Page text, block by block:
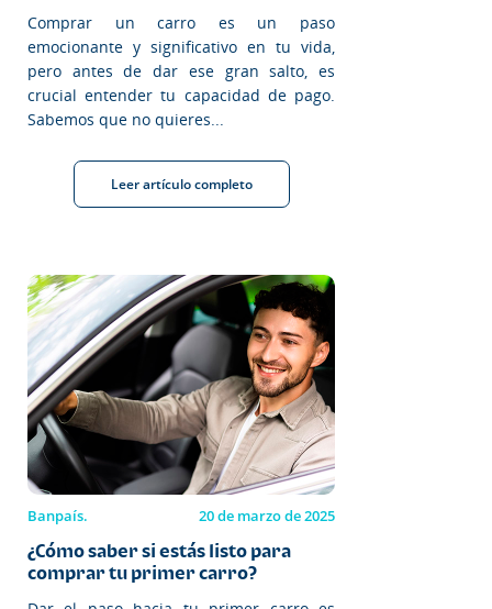
Comprar un carro es un paso
emocionante y significativo en tu vida,
pero antes de dar ese gran salto, es
crucial entender tu capacidad de pago.
Sabemos que no quieres...
Leer artículo completo
Banpaís. 20 de marzo de 2025
¿Cómo saber si estás listo para
comprar tu primer carro?